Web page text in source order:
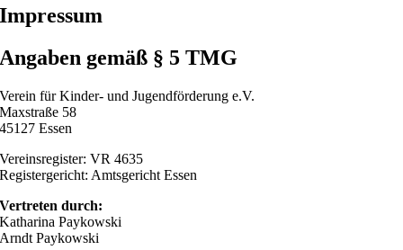
Impressum
Angaben gemäß § 5 TMG
Verein für Kinder- und Jugendförderung e.V.
Maxstraße 58
45127 Essen
Vereinsregister: VR 4635
Registergericht: Amtsgericht Essen
Vertreten durch:
Katharina Paykowski
Arndt Paykowski